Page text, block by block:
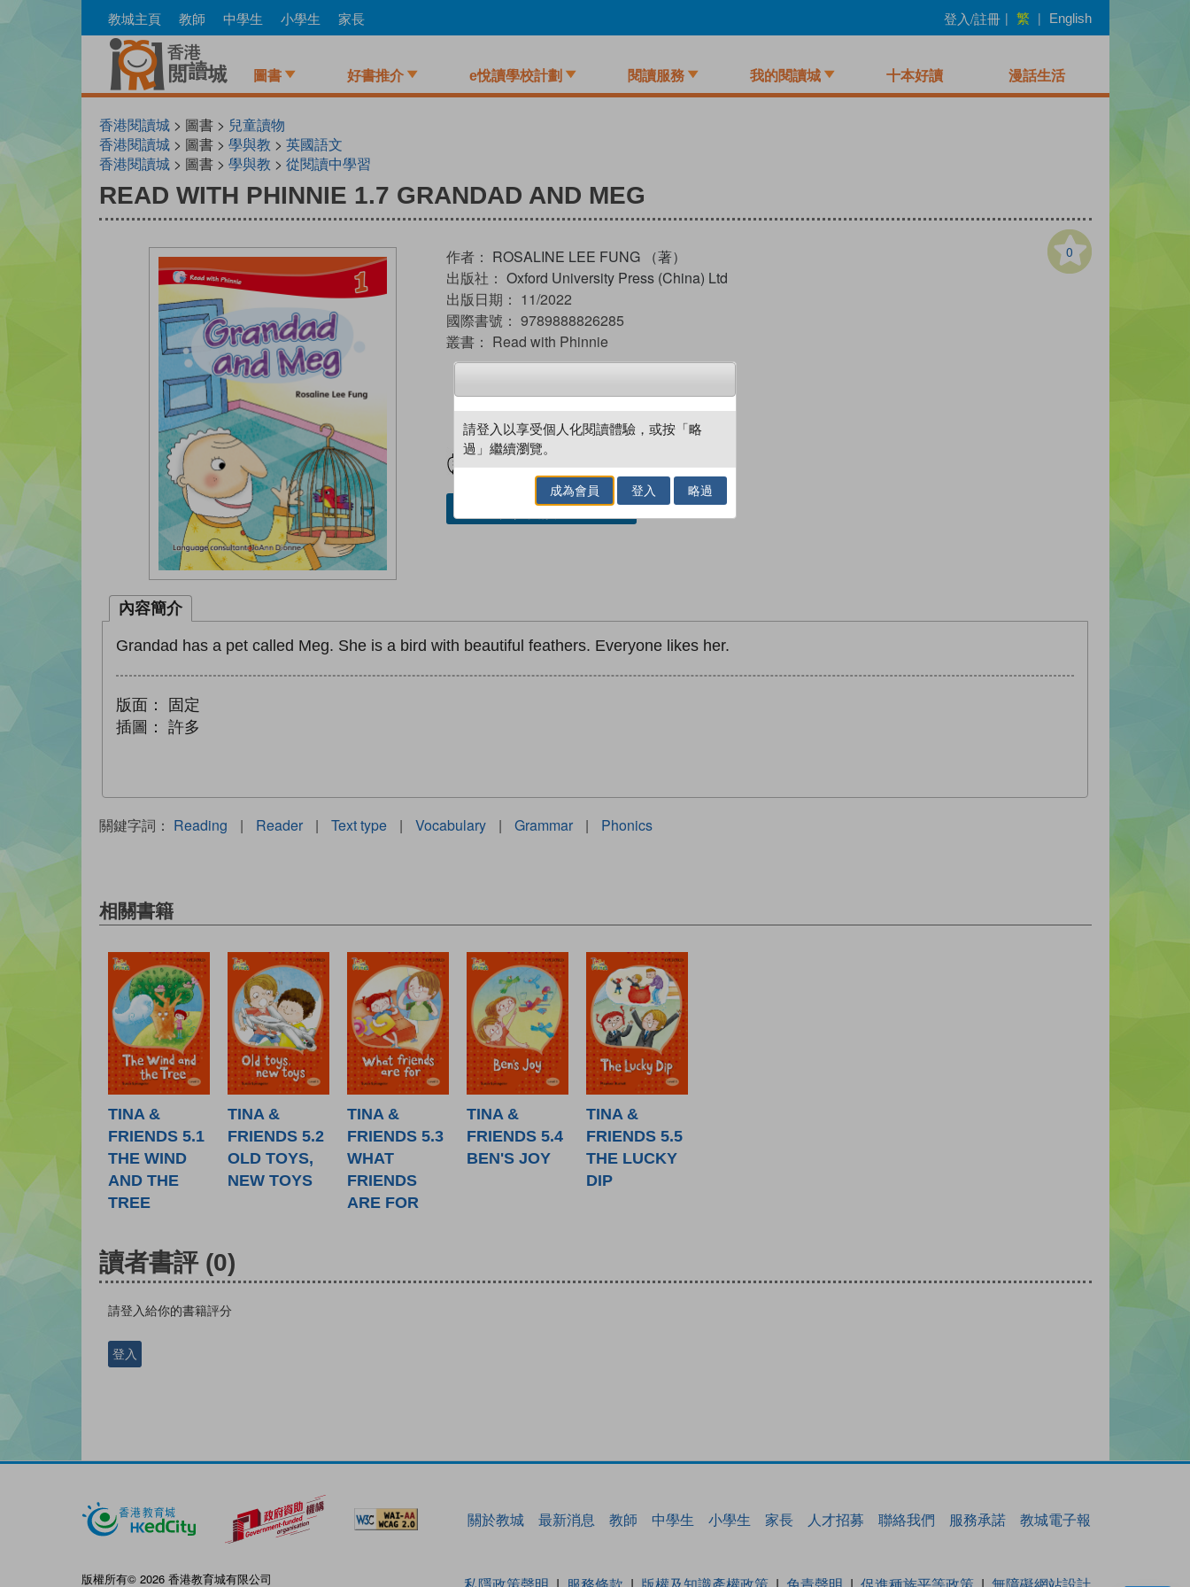
to
教城主頁 教師 中學生 小學生 家長 登入/註冊 | 繁 | English
圖書 好書推介 e悅讀學校計劃 閱讀服務 我的閱讀城 十本好讀 漫話生活
香港閱讀城> 圖書 > 兒童讀物
香港閱讀城> 圖書 > 學與教 > 英國語文
香港閱讀城> 圖書 > 學與教 > 從閱讀中學習
READ WITH PHINNIE 1.7 GRANDAD AND MEG
0
作者： ROSALINE LEE FUNG （著）
出版社： Oxford University Press (China) Ltd
出版日期： 11/2022
國際書號： 9789888826285
叢書： Read with Phinnie
試閲 加入閱讀紀錄
內容簡介
Grandad has a pet called Meg. She is a bird with beautiful feathers. Everyone likes her.
版面：
固定
插圖：
許多
關鍵字詞： Reading | Reader | Text type | Vocabulary | Grammar | Phonics
相關書籍
TINA &
FRIENDS 5.1
THE WIND
AND THE
TREE
TINA &
FRIENDS 5.2
OLD TOYS,
NEW TOYS
TINA &
FRIENDS 5.3
WHAT
FRIENDS
ARE FOR
TINA &
FRIENDS 5.4
BEN'S JOY
TINA &
FRIENDS 5.5
THE LUCKY
DIP
讀者書評 (0)
請登入給你的書籍評分
登入
關於教城 最新消息 教師 中學生 小學生 家長 人才招募 聯絡我們 服務承諾 教城電子報
版權所有© 2026 香港教育城有限公司
請登入以享受個人化閱讀體驗，或按「略
過」繼續瀏覽。
成為會員 登入 略過